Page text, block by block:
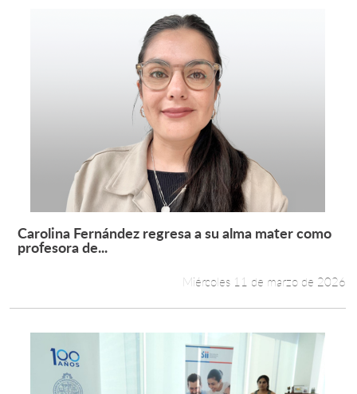
Leer más +
Carolina Fernández regresa a su alma mater como
profesora de...
Miércoles 11 de marzo de 2026